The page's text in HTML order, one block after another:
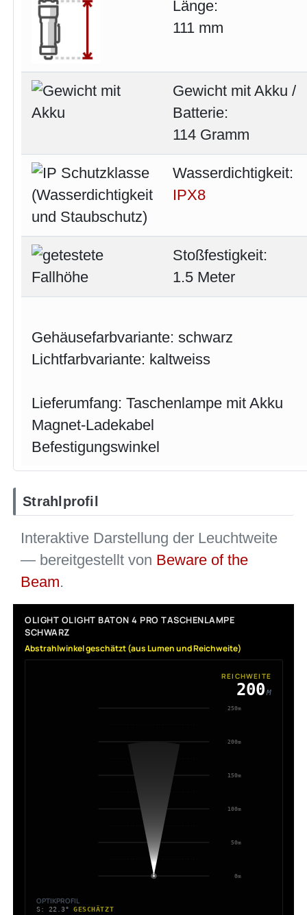
Länge:
111 mm
Gewicht mit Akku /
Batterie:
114 Gramm
Wasserdichtigkeit:
IPX8
Stoßfestigkeit:
1.5 Meter
Gehäusefarbvariante: schwarz
Lichtfarbvariante: kaltweiss
Lieferumfang: Taschenlampe mit Akku
Magnet-Ladekabel
Befestigungswinkel
Strahlprofil
Interaktive Darstellung der Leuchtweite
— bereitgestellt von Beware of the
Beam.